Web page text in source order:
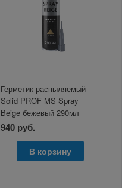
Герметик распыляемый
Solid PROF MS Spray
Beige бежевый 290мл
940 руб.
В корзину